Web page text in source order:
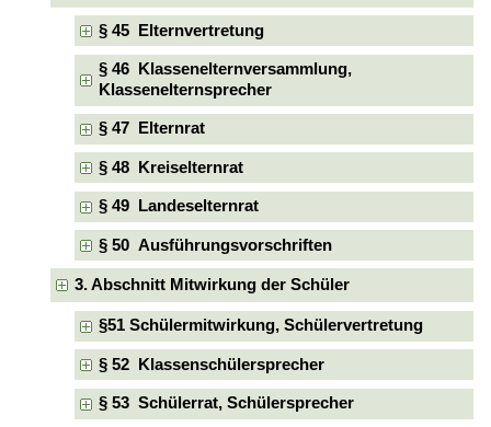
§ 45 Elternvertretung
§ 46 Klassenelternversammlung,
Klassenelternsprecher
§ 47 Elternrat
§ 48 Kreiselternrat
§ 49 Landeselternrat
§ 50 Ausführungsvorschriften
3. Abschnitt Mitwirkung der Schüler
§51 Schülermitwirkung, Schülervertretung
§ 52 Klassenschülersprecher
§ 53 Schülerrat, Schülersprecher